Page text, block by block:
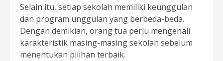
Selain itu, setiap sekolah memiliki keunggulan
dan program unggulan yang berbeda-beda.
Dengan demikian, orang tua perlu mengenali
karakteristik masing-masing sekolah sebelum
menentukan pilihan terbaik.